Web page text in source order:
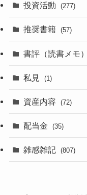
投資活動 (277)
推奨書籍 (57)
書評（読書メモ）
私見 (1)
資産内容 (72)
配当金 (35)
雑感雑記 (807)